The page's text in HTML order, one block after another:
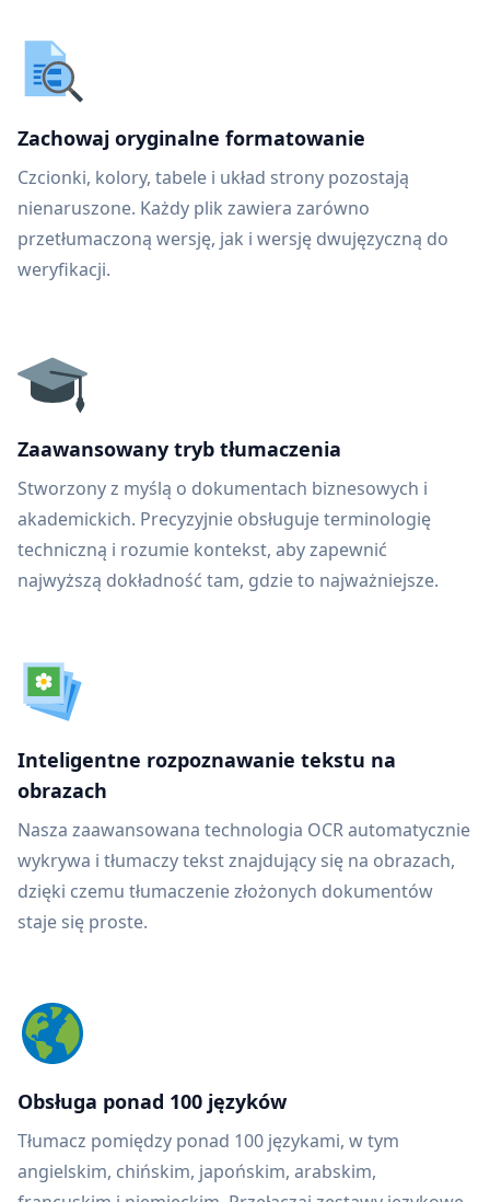
Zachowaj oryginalne formatowanie
Czcionki, kolory, tabele i układ strony pozostają
nienaruszone. Każdy plik zawiera zarówno
przetłumaczoną wersję, jak i wersję dwujęzyczną do
weryfikacji.
Zaawansowany tryb tłumaczenia
Stworzony z myślą o dokumentach biznesowych i
akademickich. Precyzyjnie obsługuje terminologię
techniczną i rozumie kontekst, aby zapewnić
najwyższą dokładność tam, gdzie to najważniejsze.
Inteligentne rozpoznawanie tekstu na
obrazach
Nasza zaawansowana technologia OCR automatycznie
wykrywa i tłumaczy tekst znajdujący się na obrazach,
dzięki czemu tłumaczenie złożonych dokumentów
staje się proste.
Obsługa ponad 100 języków
Tłumacz pomiędzy ponad 100 językami, w tym
angielskim, chińskim, japońskim, arabskim,